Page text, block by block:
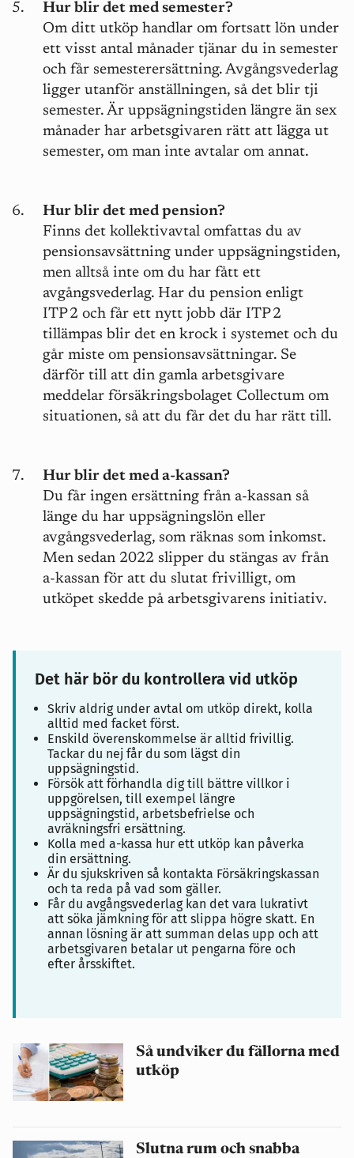
Hur blir det med semester?
Om ditt utköp handlar om fortsatt lön under
ett visst antal månader tjänar du in semester
och får semesterersättning. Avgångsvederlag
ligger utanför anställningen, så det blir tji
semester. Är uppsägningstiden längre än sex
månader har arbetsgivaren rätt att lägga ut
semester, om man inte avtalar om annat.
Hur blir det med pension?
Finns det kollektivavtal omfattas du av
pensionsavsättning under uppsägningstiden,
men alltså inte om du har fått ett
avgångsvederlag. Har du pension enligt
ITP 2 och får ett nytt jobb där ITP 2
tillämpas blir det en krock i systemet och du
går miste om pensionsavsättningar. Se
därför till att din gamla arbetsgivare
meddelar försäkringsbolaget Collectum om
situationen, så att du får det du har rätt till.
Hur blir det med a-kassan?
Du får ingen ersättning från a-kassan så
länge du har uppsägningslön eller
avgångsvederlag, som räknas som inkomst.
Men sedan 2022 slipper du stängas av från
a-kassan för att du slutat frivilligt, om
utköpet skedde på arbetsgivarens initiativ.
Det här bör du kontrollera vid utköp
Skriv aldrig under avtal om utköp direkt, kolla
alltid med facket först.
Enskild överenskommelse är alltid frivillig.
Tackar du nej får du som lägst din
uppsägningstid.
Försök att förhandla dig till bättre villkor i
uppgörelsen, till exempel längre
uppsägningstid, arbetsbefrielse och
avräkningsfri ersättning.
Kolla med a-kassa hur ett utköp kan påverka
din ersättning.
Är du sjukskriven så kontakta Försäkringskassan
och ta reda på vad som gäller.
Får du avgångsvederlag kan det vara lukrativt
att söka jämkning för att slippa högre skatt. En
annan lösning är att summan delas upp och att
arbetsgivaren betalar ut pengarna före och
efter årsskiftet.
Så undviker du fällorna med
utköp
Slutna rum och snabba